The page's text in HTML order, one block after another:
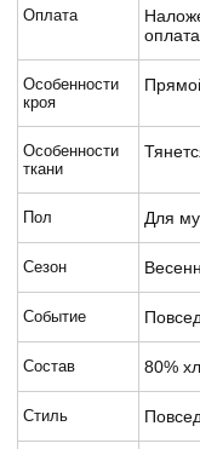
Оплата
Особенности
кроя
Особенности
ткани
Пол Для
Сезон
Событие
Состав 80%
Стиль